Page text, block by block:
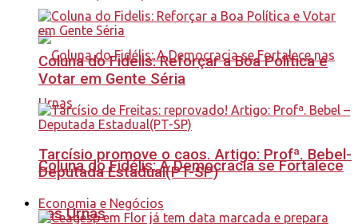
Coluna do Fidélis: A Democracia se Fortalece
nas Urnas
Coluna do Fidelis: Reforçar a Boa Política e
Votar em Gente Séria
Tarcísio promove o caos. Artigo: Profª. Bebel-
Deputada Estadual(PT-SP)
Economia e Negócios